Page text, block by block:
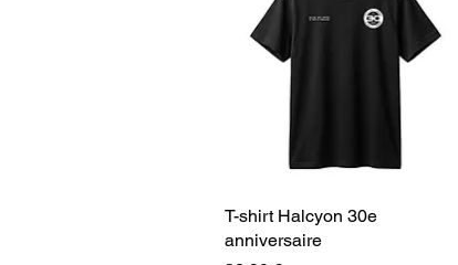
Aperçu rapide
T-shirt Halcyon 30e
anniversaire